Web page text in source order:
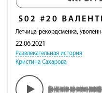
S02 #20
Летчица-рекордсменка,
22.06.2021
Развлекательная история
Кристина Сахарова